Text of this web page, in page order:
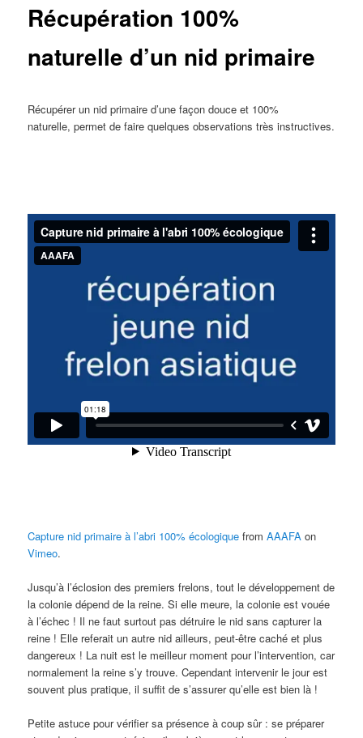
Récupération 100%
naturelle d’un nid primaire
Récupérer un nid primaire d’une façon douce et 100%
naturelle, permet de faire quelques observations très instructives.
Capture nid primaire à l’abri 100% écologique fromAAAFA on
Vimeo.
Jusqu’à l’éclosion des premiers frelons, tout le développement de
la colonie dépend de la reine. Si elle meure, la colonie est vouée
à l’échec ! Il ne faut surtout pas détruire le nid sans capturer la
reine ! Elle referait un autre nid ailleurs, peut-être caché et plus
dangereux ! La nuit est le meilleur moment pour l’intervention, car
normalement la reine s’y trouve. Cependant intervenir le jour est
souvent plus pratique, il suffit de s’assurer qu’elle est bien là !
Petite astuce pour vérifier sa présence à coup sûr : se préparer